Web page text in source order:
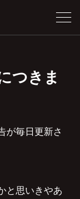
つきま
が毎日更新さ
と思いきやあ